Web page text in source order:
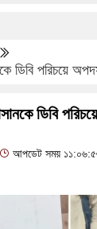
ডিবি পরিচয়ে
ডিবি
আপডেট সময়